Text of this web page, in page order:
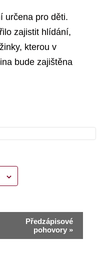
určena pro děti.
zajistit hlídání,
kterou v
bude zajištěna
Předzápisové
pohovory »